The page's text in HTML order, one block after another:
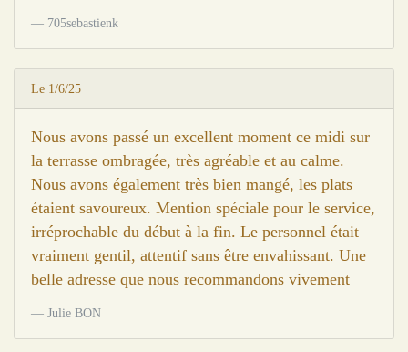
705sebastienk
Le 1/6/25
Nous avons passé un excellent moment ce midi sur
la terrasse ombragée, très agréable et au calme.
Nous avons également très bien mangé, les plats
étaient savoureux. Mention spéciale pour le service,
irréprochable du début à la fin. Le personnel était
vraiment gentil, attentif sans être envahissant. Une
belle adresse que nous recommandons vivement
Julie BON